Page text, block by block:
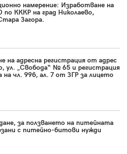
намерение: Изработване на
КККР на град Николаево,
Загора.
на адресна регистрация от адрес
ул. „Свобода“ № 65 и регистрация
на чл. 99б, ал. 7 от ЗГР за лицето
за ползването на питейната
с питейно-битови нужди